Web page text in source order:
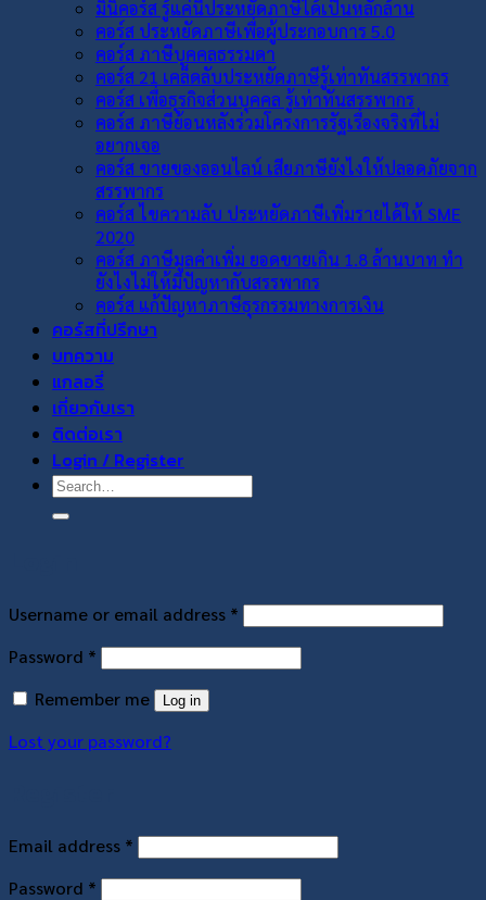
มินิคอร์ส รู้แค่นี้ประหยัดภาษีได้เป็นหลักล้าน
คอร์ส ประหยัดภาษีเพื่อผู้ประกอบการ 5.0
คอร์ส ภาษีบุคคลธรรมดา
คอร์ส 21 เคล็ดลับประหยัดภาษีรู้เท่าทันสรรพากร
คอร์ส เพื่อธุรกิจส่วนบุคคล รู้เท่าทันสรรพากร
คอร์ส ภาษีย้อนหลังร่วมโครงการรัฐเรื่องจริงที่ไม่
อยากเจอ
คอร์ส ขายของออนไลน์ เสียภาษียังไงให้ปลอดภัยจาก
สรรพากร
คอร์ส ไขความลับ ประหยัดภาษีเพิ่มรายได้ให้ SME
2020
คอร์ส ภาษีมูลค่าเพิ่ม ยอดขายเกิน 1.8 ล้านบาท ทำ
ยังไงไม่ให้มีปัญหากับสรรพากร
คอร์ส แก้ปัญหาภาษีธุรกรรมทางการเงิน
คอร์สที่ปรึกษา
บทความ
แกลอรี่
เกี่ยวกับเรา
ติดต่อเรา
Login / Register
Username or email address *
Password *
Remember me
Log in
Lost your password?
Email address *
Password *